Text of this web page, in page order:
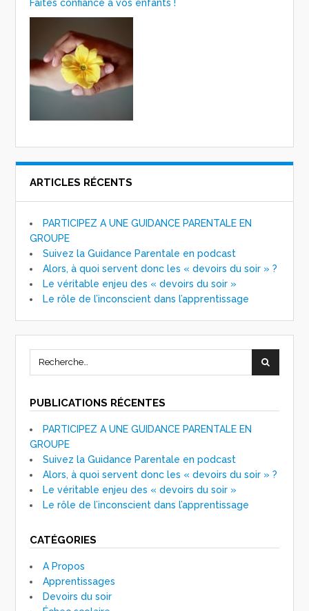
Faites confiance à vos enfants !
ARTICLES RÉCENTS
PARTICIPEZ A UNE GUIDANCE PARENTALE EN
GROUPE
Suivez la Guidance Parentale en podcast
Alors, à quoi servent donc les « devoirs du soir » ?
Le véritable enjeu des « devoirs du soir »
Le rôle de l’inconscient dans l’apprentissage
PUBLICATIONS RÉCENTES
PARTICIPEZ A UNE GUIDANCE PARENTALE EN
GROUPE
Suivez la Guidance Parentale en podcast
Alors, à quoi servent donc les « devoirs du soir » ?
Le véritable enjeu des « devoirs du soir »
Le rôle de l’inconscient dans l’apprentissage
CATÉGORIES
A Propos
Apprentissages
Devoirs du soir